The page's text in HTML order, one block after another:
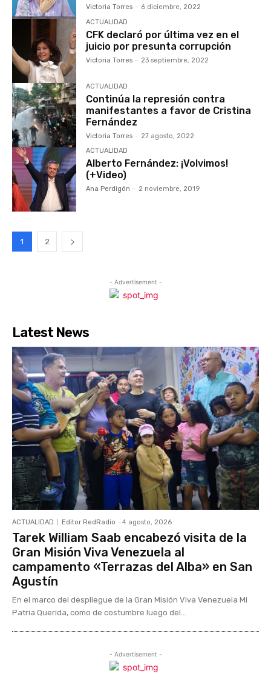
Victoria Torres - 6 diciembre, 2022
ACTUALIDAD
CFK declaró por última vez en el
juicio por presunta corrupción
Victoria Torres - 23 septiembre, 2022
ACTUALIDAD
Continúa la represión contra
manifestantes a favor de Cristina
Fernández
Victoria Torres - 27 agosto, 2022
ACTUALIDAD
Alberto Fernández: ¡Volvimos!
(+Video)
Ana Perdigón - 2 noviembre, 2019
1 2
- Advertisement -
Latest News
ACTUALIDAD Editor RedRadio - 4 agosto, 2026
Tarek William Saab encabezó visita de la
Gran Misión Viva Venezuela al
campamento «Terrazas del Alba» en San
Agustín
En el marco del despliegue de la Gran Misión Viva Venezuela Mi
Patria Querida, como de costumbre luego del...
- Advertisement -